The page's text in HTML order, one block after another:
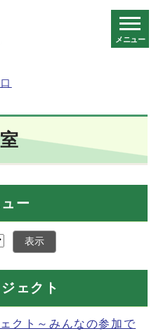
メニュー
ー
表示
ェクト
クト～みんなの参加で